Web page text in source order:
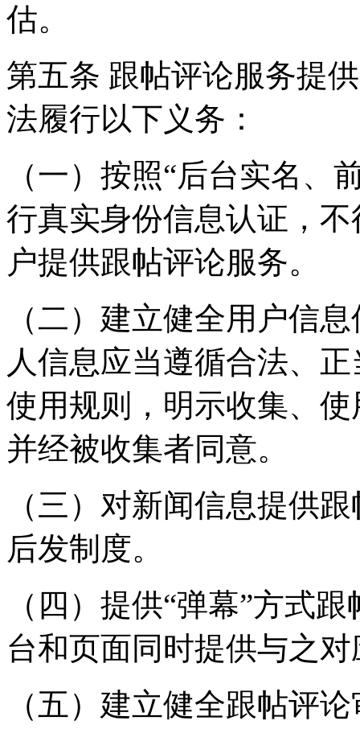
估。
第五条 跟帖评论服务提
法履行以下义务：
（一）按照“后台实名、
行真实身份信息认证，
户提供跟帖评论服务。
（二）建立健全用户信
人信息应当遵循合法、
使用规则，明示收集、
并经被收集者同意。
（三）对新闻信息提供
后发制度。
（四）提供“弹幕”方式
台和页面同时提供与之
（五）建立健全跟帖评